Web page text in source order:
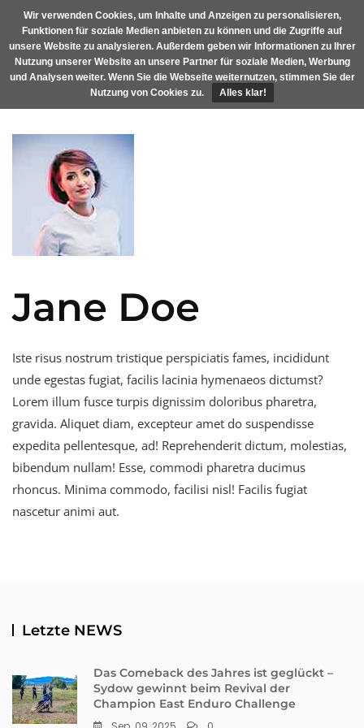
content
MENU
Jane Doe
Iste risus nostrum tristique perspiciatis fames, incididunt
unde egestas fugiat, facilis lacinia hymenaeos dictumst?
Lorem illum fusce turpis dignissim doloribus pharetra,
gravida. Aliquet diam, excepteur amet do suspendisse
expedita pellentesque, ad! Reprehenderit dictum, molestias,
bibendum nullam! Esse, commodi pharetra ducimus
rhoncus. Minima commodo, facilisi nisl! Facilis fugiat
nascetur animi aut.
Letzte NEWS
Das Comeback des Jahres ist geglückt –
Sydow gewinnt beim Revival der
Champion East Enduro Challenge
Wir verwenden Cookies, um Inhalte und Anzeigen zu personalisieren,
Funktionen für soziale Medien anbieten zu können und die Zugriffe auf
unsere Website zu analysieren. Außerdem geben wir Informationen zu Ihrer
Nutzung unserer Website an unsere Partner für soziale Medien, Werbung
und Analysen weiter. Wenn Sie die Webseite weiternutzen, stimmen Sie der
Nutzung von Cookies zu.
Alles klar!